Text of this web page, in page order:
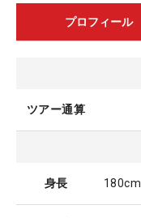
プロフィール
ツアー通算
身長 180cm